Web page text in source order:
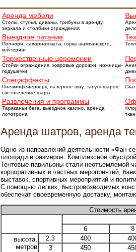
Аренда мебели
Столы, стулья, диваны, трибуны в аренду,
зеркала и столбики ограждения
Выездное питание
Поп-корн, сахарная вата, горка шампанского,
кейтеринг
Торжественные церемонии
Стойки ограждения, ковровые дорожки, ножницы-
подушечки
Спецэффекты
Пневмофейерверк, лазерное шоу, запуск шаров,
светогелевые шары
Развлечения и программы
Тараканьи бега, выездное казино, аренда
лототрона
Аренда шатров, аренда
Одно из направлений деятельности «Фан-
площади и размеров. Комплексное
Тентовые павильоны стали неотъемлемой
корпоративных и частных мероприятий,
выставок, спортивных мероприятий и
С помощью легких, быстровозводимых
обеспечат своевременную доставку,
Стоимость
6
8
высота,
метров
2,3 400
3
450